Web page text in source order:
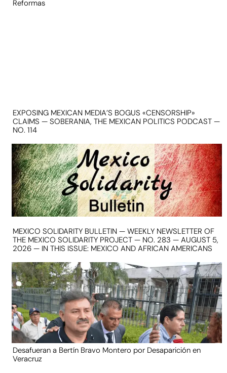
Reformas
EXPOSING MEXICAN MEDIA’S BOGUS «CENSORSHIP»
CLAIMS — SOBERANIA, THE MEXICAN POLITICS PODCAST —
NO. 114
MEXICO SOLIDARITY BULLETIN — WEEKLY NEWSLETTER OF
THE MEXICO SOLIDARITY PROJECT — NO. 283 — AUGUST 5,
2026 — IN THIS ISSUE: MEXICO AND AFRICAN AMERICANS
Desafueran a Bertín Bravo Montero por Desaparición en
Veracruz